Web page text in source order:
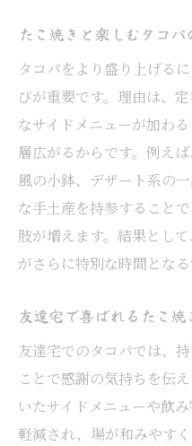
たこ焼きと楽しむタコ
タコパをより盛り上げる
びが重要です。理由は、
なサイドメニューが加わ
層広がるからです。例え
風の小鉢、デザート系の
な手土産を持参すること
肢が増えます。結果とし
がさらに特別な時間となる
友達宅で喜ばれるたこ
友達宅でのタコパでは、
ことで感謝の気持ちを伝
いたサイドメニューや飲
軽減され、場が和みやす